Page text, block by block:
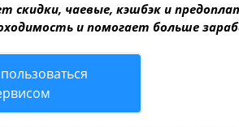
скидки, чаевые, кэшбэк и
и помогает больше